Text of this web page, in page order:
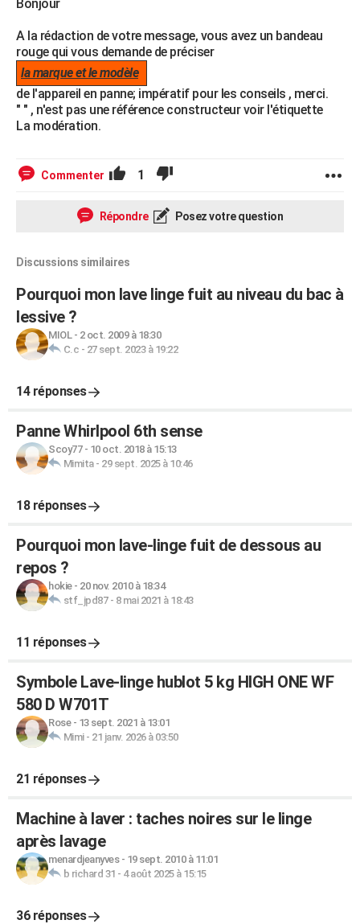
Bonjour
A la rédaction de votre message, vous avez un bandeau
rouge qui vous demande de préciser
la marque et le modèle
de l'appareil en panne; impératif pour les conseils , merci.
" " , n'est pas une référence constructeur voir l'étiquette
La modération.
Commenter 1
Répondre Posez votre question
Discussions similaires
Pourquoi mon lave linge fuit au niveau du bac à
lessive ?
MIOL- 2 oct. 2009 à 18:30
C.c - 27 sept. 2023 à 19:22
14 réponses
Panne Whirlpool 6th sense
Scoy77- 10 oct. 2018 à 15:13
Mimita- 29 sept. 2025 à 10:46
18 réponses
Pourquoi mon lave-linge fuit de dessous au
repos ?
hokie- 20 nov. 2010 à 18:34
stf_jpd87- 8 mai 2021 à 18:43
11 réponses
Symbole Lave-linge hublot 5 kg HIGH ONE WF
580 D W701T
Rose- 13 sept. 2021 à 13:01
Mimi- 21 janv. 2026 à 03:50
21 réponses
Machine à laver : taches noires sur le linge
après lavage
menardjeanyves- 19 sept. 2010 à 11:01
b richard 31 - 4 août 2025 à 15:15
36 réponses